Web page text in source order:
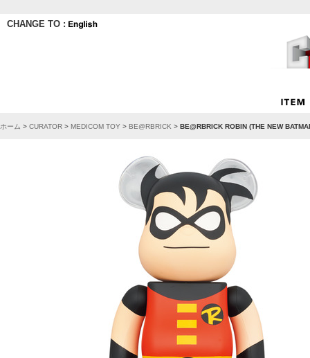
CHANGE TO :
ホーム > CURATOR > MEDICOM TOY > BE@RBRICK > BE@RBRICK ROBIN (THE NEW